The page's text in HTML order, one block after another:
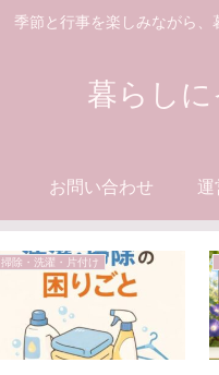
季節と行事を楽しみながら、
暮らし
お問い合わせ
掃除・洗濯・片付け